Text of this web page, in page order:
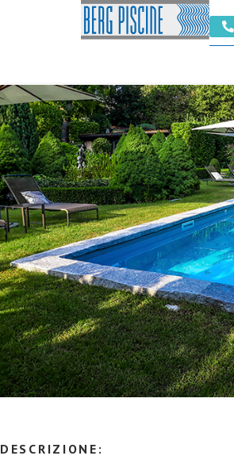
RICHIEDI
UN
PREVENTIVO
DESCRIZIONE: